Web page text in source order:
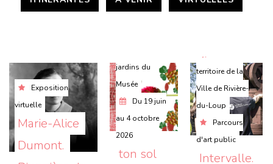
Exposition
virtuelle
Marie-Alice
Dumont.
jardins du
Musée
Du 19 juin
au 4 octobre
2026
ton sol
territoire de la
Ville de Rivière-
du-Loup
Parcours
d'art public
Intervalle.